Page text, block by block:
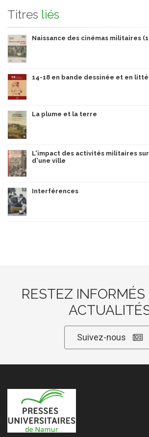
Titres liés
Naissance des cinémas militaires
14-18 en bande dessinée et en
La plume et la terre
L'impact des activités militaires
d'une ville
Interférences
RESTEZ
Suivez-nous